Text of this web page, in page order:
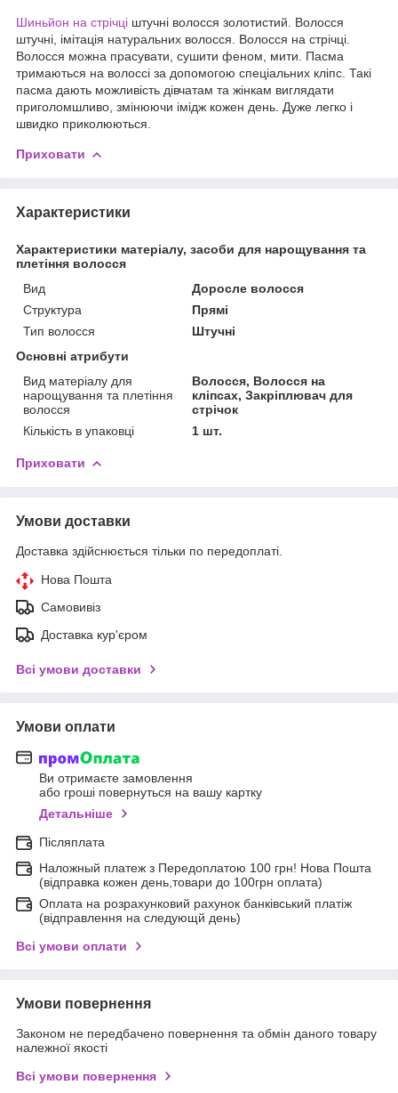
Шиньйон на стрічці штучні волосся золотистий. Волосся
штучні, імітація натуральних волосся. Волосся на стрічці.
Волосся можна прасувати, сушити феном, мити. Пасма
тримаються на волоссі за допомогою спеціальних кліпс. Такі
пасма дають можливість дівчатам та жінкам виглядати
приголомшливо, змінюючи імідж кожен день. Дуже легко і
швидко приколюються.
Приховати
Характеристики
Характеристики матеріалу, засоби для нарощування та
плетіння волосся
Вид
Доросле волосся
Структура
Прямі
Тип волосся
Штучні
Основні атрибути
Вид матеріалу для
нарощування та плетіння
волосся
Волосся, Волосся на
кліпсах, Закріплювач для
стрічок
Кількість в упаковці
1 шт.
Приховати
Умови доставки
Доставка здійснюється тільки по передоплаті.
Нова Пошта
Самовивіз
Доставка кур'єром
Всі умови доставки
Умови оплати
Ви отримаєте замовлення
або гроші повернуться на вашу картку
Детальніше
Післяплата
Наложный платеж з Передоплатою 100 грн! Нова Пошта
(відправка кожен день,товари до 100грн оплата)
Оплата на розрахунковий рахунок банківський платіж
(відправлення на следующй день)
Всі умови оплати
Умови повернення
Законом не передбачено повернення та обмін даного товару
належної якості
Всі умови повернення